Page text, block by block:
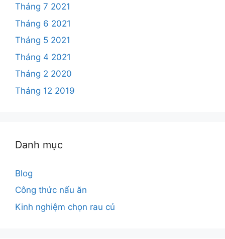
Tháng 7 2021
Tháng 6 2021
Tháng 5 2021
Tháng 4 2021
Tháng 2 2020
Tháng 12 2019
Danh mục
Blog
Công thức nấu ăn
Kinh nghiệm chọn rau củ